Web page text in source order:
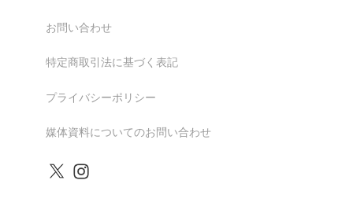
お問い合わせ
特定商取引法に基づく表記
プライバシーポリシー
媒体資料についてのお問い合わせ